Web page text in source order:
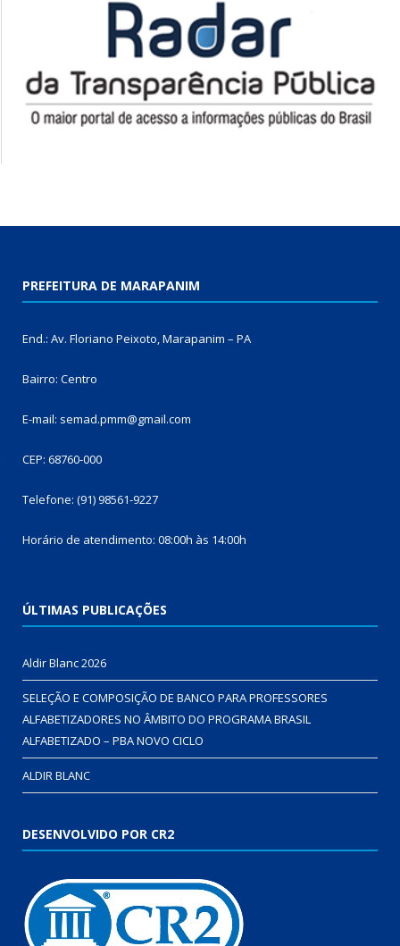
PREFEITURA DE MARAPANIM
End.: Av. Floriano Peixoto, Marapanim – PA
Bairro: Centro
E-mail: semad.pmm@gmail.com
CEP: 68760-000
Telefone: (91) 98561-9227
Horário de atendimento: 08:00h às 14:00h
ÚLTIMAS PUBLICAÇÕES
Aldir Blanc 2026
SELEÇÃO E COMPOSIÇÃO DE BANCO PARA PROFESSORES
ALFABETIZADORES NO ÂMBITO DO PROGRAMA BRASIL
ALFABETIZADO – PBA NOVO CICLO
ALDIR BLANC
DESENVOLVIDO POR CR2